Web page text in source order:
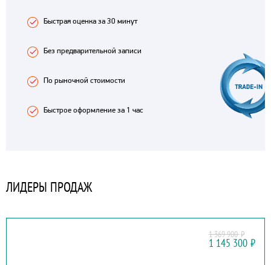
Быстрая оценка за 30 минут
Без предварительной записи
По рыночной стоимости
Быстрое оформление за 1 час
ЛИДЕРЫ ПРОДАЖ
1 369 900₽
1 145 300 ₽